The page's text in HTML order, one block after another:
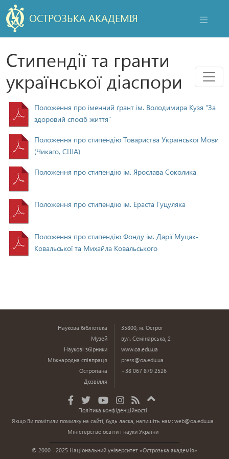
ОСТРОЗЬКА АКАДЕМІЯ
Стипендії та гранти
української діаспори
Меню
Положення про іменний ґрант ім. Володимира Кузя “За
здоровий спосіб життя”
Положення про стипендію Товариства Української Мови
(Чикаго, США)
Положення про стипендію ім. Ярослава Соколика
Положення про стипендію ім. Ераста Гуцуляка
Положення про стипендію Фонду ім. Дарії Муцак-
Ковальської та Михайла Ковальського
Наукова бібліотека
Музей
Наукові збірники
Міжнародна співпраця
Острогіана
Дозвілля
35800, м. Острог
вул. Семінарська, 2
www.oa.edu.ua
press@oa.edu.ua
+38 067 879 2526
Політика конфіденційності
Якщо Ви помітили помилку на сайті, будь ласка, напишіть нам:web@oa.edu.ua
Міністерство освіти і науки України
© 2000 - 2025 Національний університет «Острозька академія»